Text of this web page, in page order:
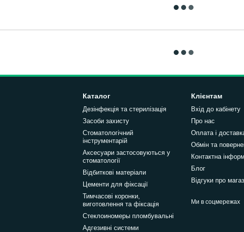
Каталог
Дезінфекція та стерилізація
Засоби захисту
Стоматологічний
інструментарій
Аксесуари застосовуються у
стоматології
Відбиткові матеріали
Цементи для фіксації
Тимчасові коронки,
виготовлення та фіксація
Стеклоиномеры пломбувальні
Адгезивні системи
Клієнтам
Вхід до кабінету
Про нас
Оплата і
Обмін та
Контактна
Блог
Відгуки про
Ми в соцмережах